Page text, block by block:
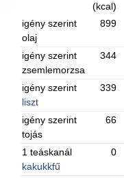
(kcal)
igény szerint
olaj
899
igény szerint
zsemlemorzsa
344
igény szerint
liszt
339
igény szerint
tojás
66
1 teáskanál
kakukkfű
0